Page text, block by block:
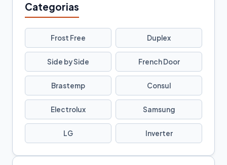
Categorias
Frost Free Duplex
Side by Side French Door
Brastemp Consul
Electrolux Samsung
LG Inverter